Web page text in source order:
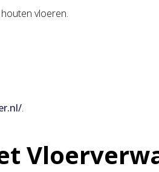
vloeren.
.